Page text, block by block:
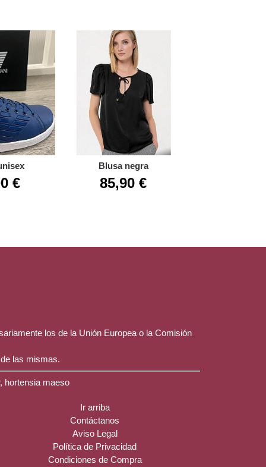
€
Blusa negra
85,90 €
los de la Unión Europea o la Comisión
las mismas.
hortensia maeso
Ir arriba
Contáctanos
Aviso Legal
Política de Privacidad
Condiciones de Compra